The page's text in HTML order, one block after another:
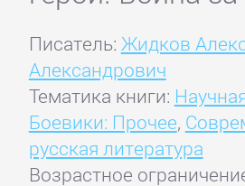
Писатель: Жидков
Александрович
Тематика книги:
Боевики: Прочее,
русская литература
Возрастное